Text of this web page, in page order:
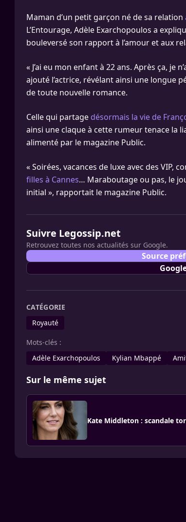
Maman d’un petit garçon né de sa relation
L’Entourage, Adèle Exarchopoulos a
bouleversé son rapport à l’amour et aux
« J’ai eu mon enfant à 22 ans. Après ça, je
ajouté l’actrice, révélant ainsi une longue
de toute nouvelle romance.
Celle qui partage désormais la vie de
ainsi une claque à cette rumeur tenace la
alimenté par le magazine Public.
« Soirées, vacances de luxe avec des VIP,
filles à Cannes… Maraboutage ou pas, le
initial », rapportait le magazine Public.
Suivre Legossip.net
Retrouvez toutes nos actualités sur Google.
Source
CATÉGORIE
Royauté
Mots-clés :
Adèle Exarchopoulos
Kylian Mbappé
Sur le même sujet
Kate Middleton : scandale